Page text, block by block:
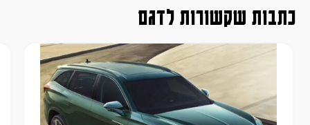
כתבות שקשורות לדגם